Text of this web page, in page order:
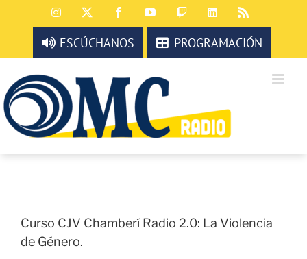
al
contenido
Instagram FacebookYouTubeTwitchLinkedIn
ESCÚCHANOS PROGRAMACIÓN
Curso CJV Chamberí Radio 2.0: La Violencia
de Género.